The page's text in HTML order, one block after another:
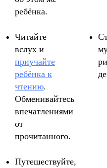
ребёнка.
Читайте
вслух и
приучайте
ребёнка к
чтению.
Обменивайтесь
впечатлениями
от
прочитанного.
Путешествуйте,